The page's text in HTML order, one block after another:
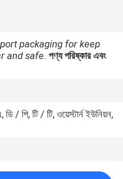
packaging for keep
and safe. পণ্য পরিষ্কার এবং
/ পি, টি / টি, ওয়েস্টার্ন ইউনিয়ন,